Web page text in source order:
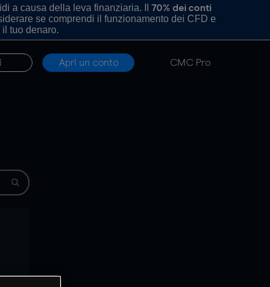
a causa della leva finanziaria. Il 70% dei conti
se comprendi il funzionamento dei CFD e
tuo denaro.
Apri un conto CMC Pro